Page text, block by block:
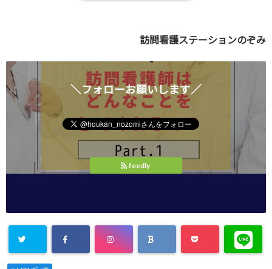
訪問看護ステーションのぞみ
＼フォローお願いします／
feedly